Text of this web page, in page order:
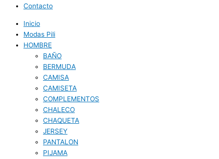
Contacto
Inicio
Modas Pili
HOMBRE
BAÑO
BERMUDA
CAMISA
CAMISETA
COMPLEMENTOS
CHALECO
CHAQUETA
JERSEY
PANTALON
PIJAMA